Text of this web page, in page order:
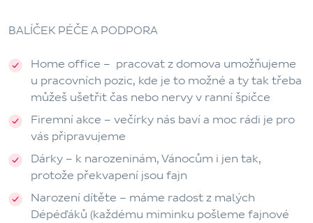
BALÍČEK PÉČE A PODPORA
Home office – pracovat z domova umožňujeme
u pracovních pozic, kde je to možné a ty tak třeba
můžeš ušetřit čas nebo nervy v ranní špičce
Firemní akce – večírky nás baví a moc rádi je pro
vás připravujeme
Dárky – k narozeninám, Vánocům i jen tak,
protože překvapení jsou fajn
Narození dítěte – máme radost z malých
Dépéďáků (každému miminku pošleme fajnové